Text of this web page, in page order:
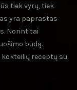
tiek vyrų, tiek
yra paprastas
Norint tai
būdą.
receptų su